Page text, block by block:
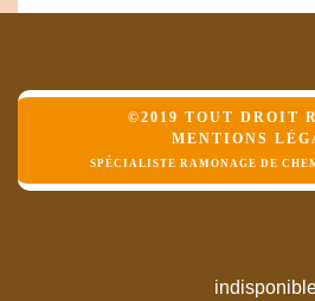
©2019 TOUT DROIT
MENTIONS
SPÉCIALISTE RAMONAGE DE